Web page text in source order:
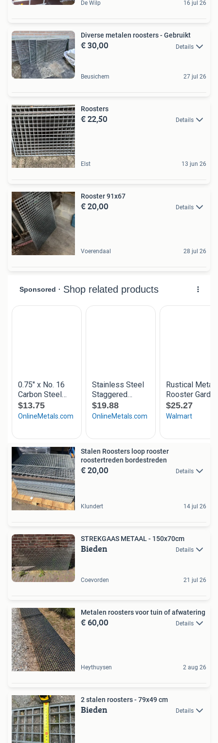
De Wilp 16 jul 26
Diverse metalen roosters - Gebruikt
€ 30,00 Details
Beusichem 27 jul 26
Roosters
€ 22,50 Details
Elst 13 jun 26
Rooster 91x67
€ 20,00 Details
Voerendaal 28 jul 26
Stalen Roosters loop rooster
roostertreden bordestreden
€ 20,00 Details
Klundert 14 jul 26
STREKGAAS METAAL - 150x70cm
Bieden Details
Coevorden 21 jul 26
Metalen roosters voor tuin of afwatering
€ 60,00 Details
Heythuysen 2 aug 26
2 stalen roosters - 79x49 cm
Bieden Details